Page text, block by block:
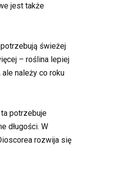
jest także
świeżej
– roślina lepiej
należy co roku
potrzebuje
długości. W
rozwija się